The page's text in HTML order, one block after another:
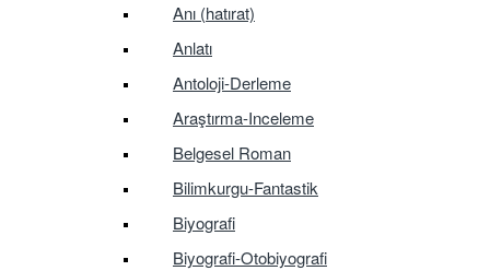
Anı (hatırat)
Anlatı
Antoloji-Derleme
Araştırma-Inceleme
Belgesel Roman
Bilimkurgu-Fantastik
Biyografi
Biyografi-Otobiyografi